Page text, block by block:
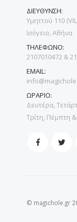
ΔΙΕΥΘΥΝΣΗ:
Υμηττού 110
Ισόγειο, Αθήνα
ΤΗΛΕΦΩΝΟ:
2107010472 &
EMAIL:
ΩΡΑΡΙΟ:
Δευτέρα,
Τρίτη, Πέμπτη
© magichole.gr